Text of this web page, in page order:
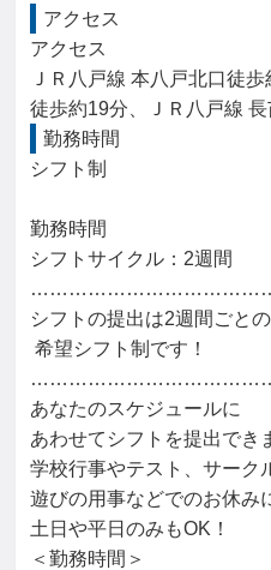
アクセス
アクセス
ＪＲ八戸線 本八戸北口徒
徒歩約19分、ＪＲ八戸線
勤務時間
シフト制
勤務時間
シフトサイクル：2週間
シフトの提出は2週間ごとの
あなたのスケジュールに
あわせてシフトを提出でき
学校行事やテスト、サーク
遊びの用事などでのお休み
土日や平日のみもOK！
＜勤務時間＞